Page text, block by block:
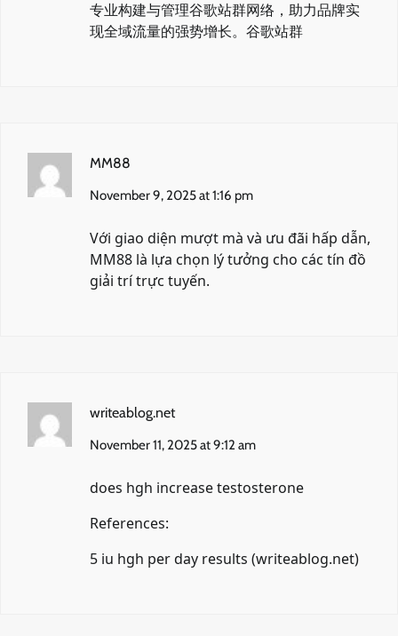
专业构建与管理谷歌站群网络，助力品牌实
现全域流量的强势增长。 谷歌站群
MM88
November 9, 2025 at 1:16 pm
Với giao diện mượt mà và ưu đãi hấp dẫn,
MM88 là lựa chọn lý tưởng cho các tín đồ
giải trí trực tuyến.
writeablog.net
November 11, 2025 at 9:12 am
does hgh increase testosterone
References:
5 iu hgh per day results (writeablog.net)